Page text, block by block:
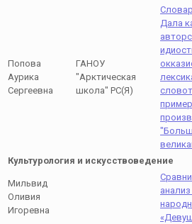
Попова
Аурика
Сергеевна
ГАНОУ
"Арктическая
школа" РС(Я)
Дала
Культурология и искусствоведение
Мильвид
Оливия
Игоревна